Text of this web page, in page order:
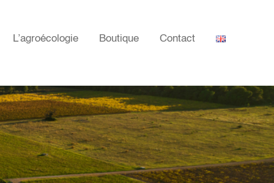
L’agroécologie Boutique Contact